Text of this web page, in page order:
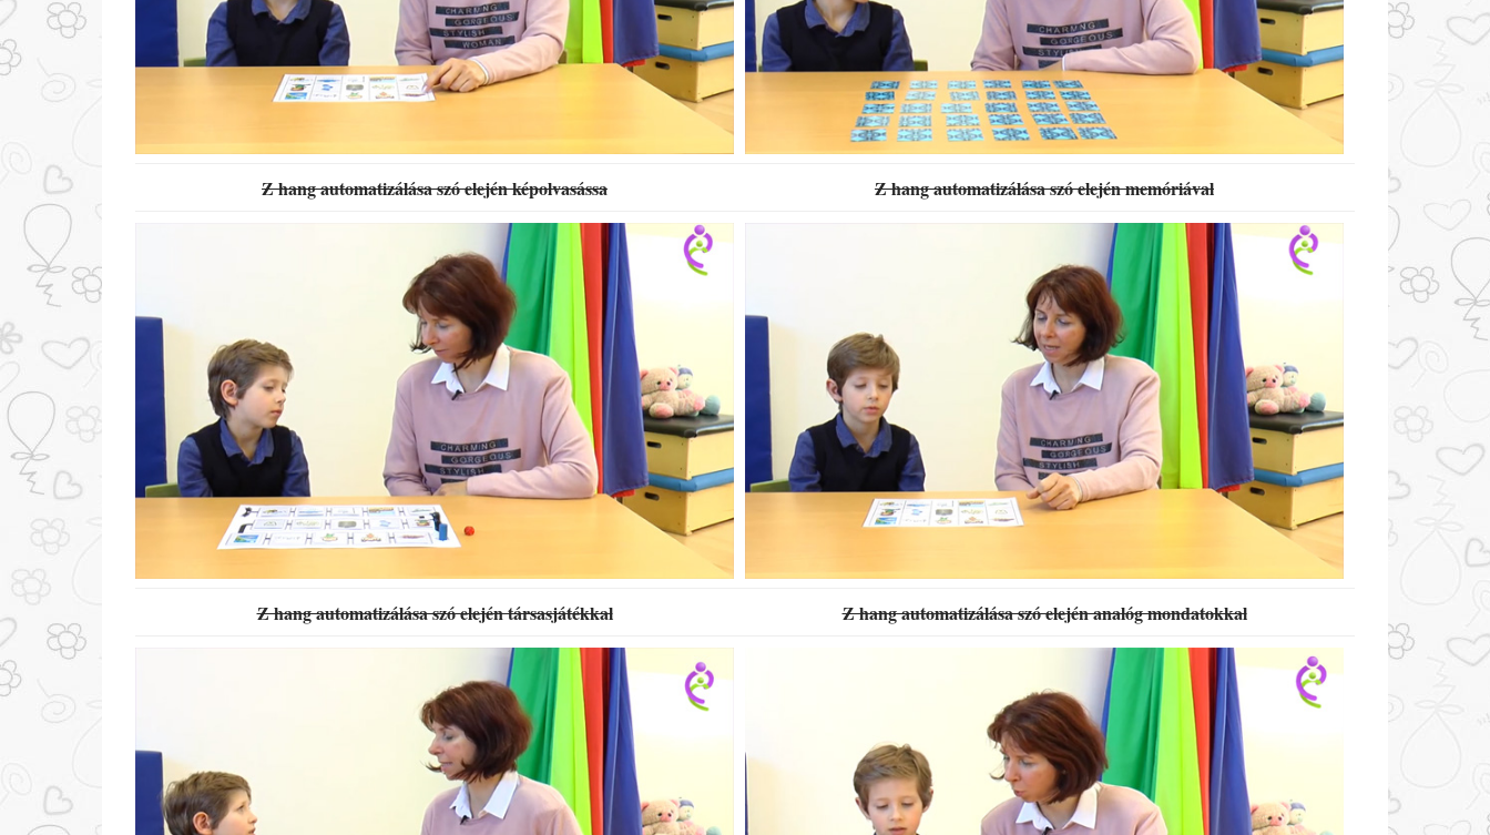
Z hang automatizálása szó elején képolvasássa Z hang automatizálása szó elején memóriával
Z hang automatizálása szó elején társasjátékkal Z hang automatizálása szó elején analóg mondatokkal